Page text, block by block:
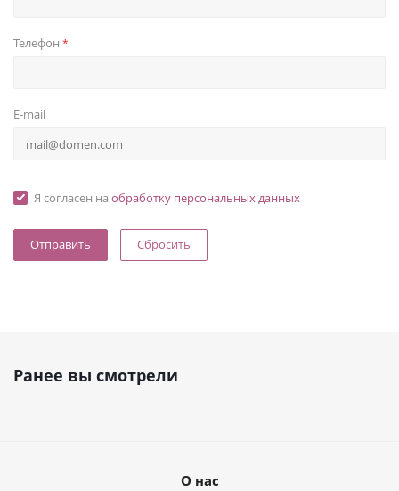
Телефон *
E-mail
Я согласен на обработку персональных данных
Сбросить
Ранее вы смотрели
О нас